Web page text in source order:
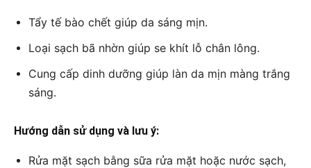
Tẩy tế bào chết giúp da sáng mịn.
Loại sạch bã nhờn giúp se khít lỗ chân lông.
Cung cấp dinh dưỡng giúp làn da mịn màng trắng
sáng.
Hướng dẫn sử dụng và lưu ý:
Rửa mặt sạch bằng sữa rửa mặt hoặc nước sạch,